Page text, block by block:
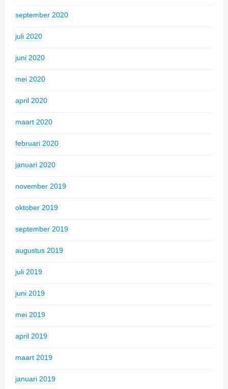
september 2020
juli 2020
juni 2020
mei 2020
april 2020
maart 2020
februari 2020
januari 2020
november 2019
oktober 2019
september 2019
augustus 2019
juli 2019
juni 2019
mei 2019
april 2019
maart 2019
januari 2019